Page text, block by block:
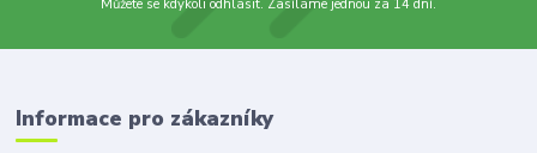
Můžete se kdykoli odhlásit. Zasíláme jednou za 14 dní.
Informace pro zákazníky